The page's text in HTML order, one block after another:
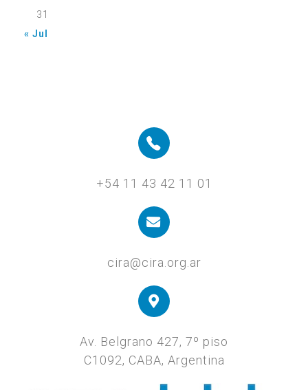
31
« Jul
+54 11 43 42 11 01
cira@cira.org.ar
Av. Belgrano 427, 7º piso
C1092, CABA, Argentina